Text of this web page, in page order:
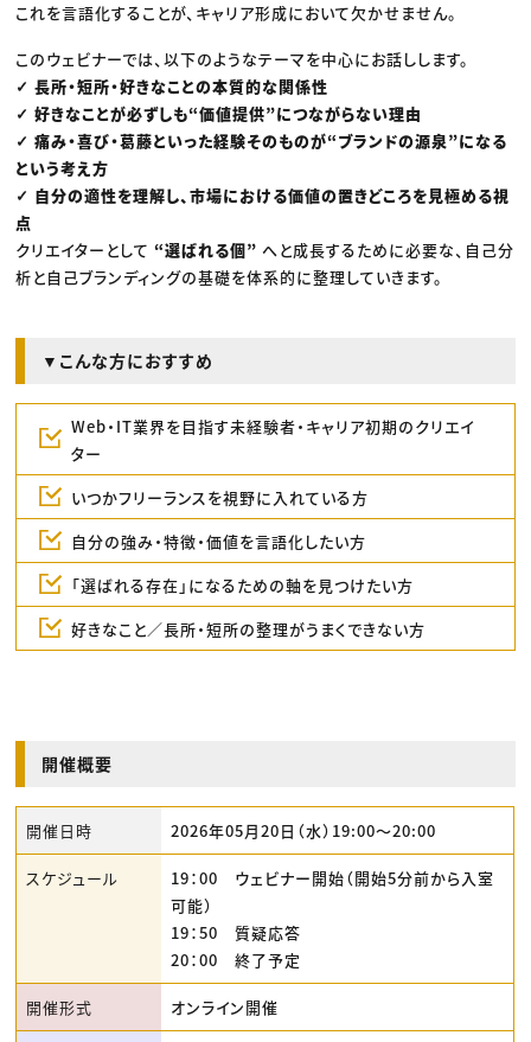
これを言語化することが、キャリア形成において欠かせません。
このウェビナーでは、以下のようなテーマを中心にお話しします。
✓ 長所・短所・好きなことの本質的な関係性
✓ 好きなことが必ずしも“価値提供”につながらない理由
✓ 痛み・喜び・葛藤といった経験そのものが“ブランドの源泉”になる
という考え方
✓ 自分の適性を理解し、市場における価値の置きどころを見極める視
点
クリエイターとして“選ばれる個”へと成長するために必要な、自己分
析と自己ブランディングの基礎を体系的に整理していきます。
▼こんな方におすすめ
Web・IT業界を目指す未経験者・キャリア初期のクリエイ
ター
いつかフリーランスを視野に入れている方
自分の強み・特徴・価値を言語化したい方
「選ばれる存在」になるための軸を見つけたい方
好きなこと／長所・短所の整理がうまくできない方
開催概要
開催日時 2026年05月20日（水）19:00〜20:00
スケジュール
19：00 ウェビナー開始（開始5分前から入室
可能）
19：50 質疑応答
20：00 終了予定
開催形式 オンライン開催